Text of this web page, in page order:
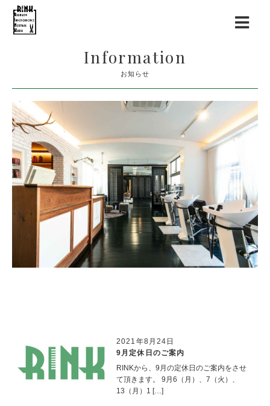
Information
お知らせ
2021年8月24日
9月定休日のご案内
RINKから、9月の定休日のご案内をさせ
て頂きます。 9月6（月）、7（火）、
13（月）1 […]